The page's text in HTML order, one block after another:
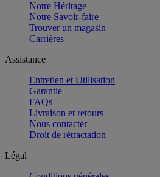
Notre Héritage
Notre Savoir-faire
Trouver un magasin
Carrières
Assistance
Entretien et Utilisation
Garantie
FAQs
Livraison et retours
Nous contacter
Droit de rétractation
Légal